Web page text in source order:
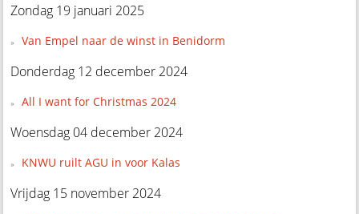
Zondag 19 januari 2025
Van Empel naar de winst in Benidorm
Donderdag 12 december 2024
All I want for Christmas 2024
Woensdag 04 december 2024
KNWU ruilt AGU in voor Kalas
Vrijdag 15 november 2024